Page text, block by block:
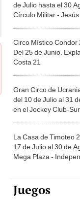
de Julio hasta el 30
Círculo Militar -
Circo Místico Condor
Del 25 de Junio.
Costa 21
Gran Circo de
del 10 de Julio al 31
en el Jockey Club-
La Casa de Timoteo
17 de Julio al 30 de
Mega Plaza -
Juegos